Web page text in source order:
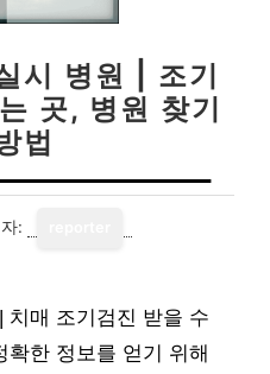
시 병원 | 조기
곳, 병원 찾기
법
:
치매 조기검진 받을 수
확한 정보를 얻기 위해